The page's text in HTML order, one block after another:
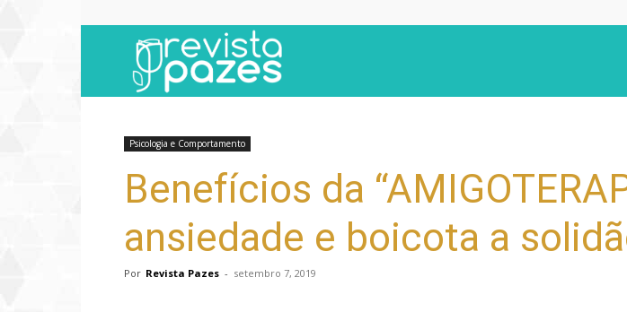
Psicologia e Comportamento
Benefícios da
ansiedade e boicota a
Por Revista Pazes - setembro 7, 2019